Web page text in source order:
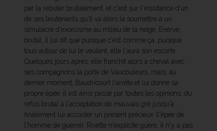
par la rebuter brutalement, et c'est sur l'insistance d'un
de ses lieutenants qu'il va alors la soumettre à un
simulacre d'exorcisme au milieu de la neige. Enervé,
brutal, il lui dit que puisque c'est comme ça, puisque
tous autour de lui le veulent, elle l'aura son escorte.
Quelques jours après, elle franchit alors à cheval avec
ses compagnons la porte de Vaucouleurs, mais, au
dernier moment, Baudricourt l'arrête et lui donne sa
propre épée: il est ainsi passé par toutes les opinions, du
refus brutal à l'acceptation de mauvais gré jusqu'à
finalement lui accorder un présent précieux (l'épée de
l'homme de guerre). Rivette n'explicite guère, il n'y a pas